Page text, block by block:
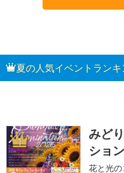
夏の人気イベントランキ
1
みど
ショ
花と光の